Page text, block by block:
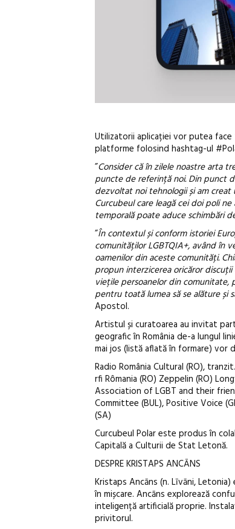
Utilizatorii aplicației vor putea face
platforme folosind hashtag-ul
”Consider că în zilele noastre arta
puncte de referință noi. Din punct
dezvoltat noi tehnologii și am creat
Curcubeul care leagă cei doi poli
temporală poate aduce schimbări
”În contextul și conform istoriei
comunităților LGBTQIA+, având în
oamenilor din aceste comunități.
propun interzicerea oricăror
viețile persoanelor din comunitate,
pentru toată lumea să se alăture și
Apostol.
Artistul și curatoarea au invitat
geografic în România de-a lungul
mai jos (listă aflată în formare)
Radio România Cultural (RO),
rfi Rômania (RO) Zeppelin (RO)
Association of LGBT and their
Committee (BUL), Positive Voice
(SA)
Curcubeul Polar este produs în
Capitală a Culturii de Stat Letonă.
DESPRE KRISTAPS ANCĀNS
Kristaps Ancāns (n. Līvāni,
în mișcare. Ancāns explorează
inteligență artificială proprie.
privitorul.